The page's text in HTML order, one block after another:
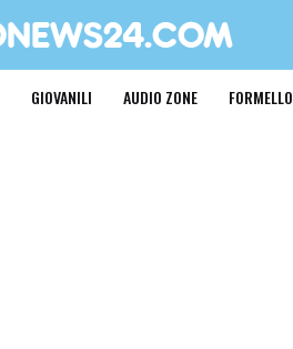
GIOVANILI AUDIO ZONE FORMELLO